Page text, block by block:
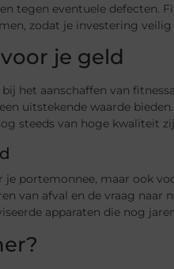
tegen eventuele defecten.
zodat je investering veilig
je geld
het aanschaffen van
uitstekende waarde
steeds van hoge kwaliteit
portemonnee, maar ook
van afval en de vraag naar
apparaten die nog